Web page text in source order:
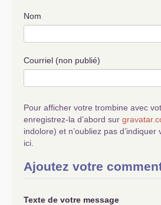
Nom
Courriel (non publié)
Pour afficher votre trombine avec
enregistrez-la d’abord sur
indolore) et n’oubliez pas
ici.
Ajoutez votre
Texte de votre message